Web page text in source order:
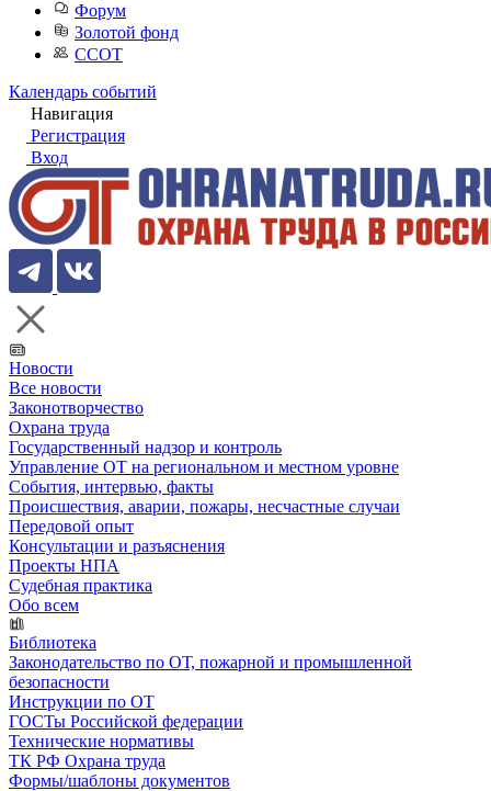
Форум
Золотой фонд
ССОТ
Календарь событий
Навигация
Регистрация
Вход
Новости
Все новости
Законотворчество
Охрана труда
Государственный надзор и контроль
Управление ОТ на региональном и местном уровне
События, интервью, факты
Происшествия, аварии, пожары, несчастные случаи
Передовой опыт
Консультации и разъяснения
Проекты НПА
Судебная практика
Обо всем
Библиотека
Законодательство по ОТ, пожарной и промышленной
безопасности
Инструкции по ОТ
ГОСТы Российской федерации
Технические нормативы
ТК РФ Охрана труда
Формы/шаблоны документов